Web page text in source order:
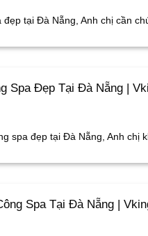
tại Đà Nẵng, Anh chị cần
Spa Đẹp Tại Đà Nẵng |
spa đẹp tại Đà Nẵng, Anh chị
Spa Tại Đà Nẵng |